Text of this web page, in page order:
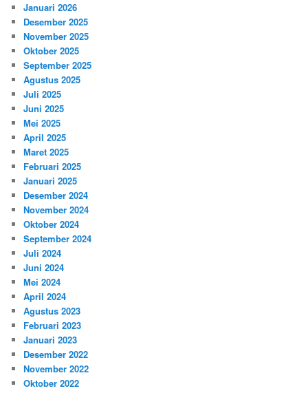
Januari 2026
Desember 2025
November 2025
Oktober 2025
September 2025
Agustus 2025
Juli 2025
Juni 2025
Mei 2025
April 2025
Maret 2025
Februari 2025
Januari 2025
Desember 2024
November 2024
Oktober 2024
September 2024
Juli 2024
Juni 2024
Mei 2024
April 2024
Agustus 2023
Februari 2023
Januari 2023
Desember 2022
November 2022
Oktober 2022